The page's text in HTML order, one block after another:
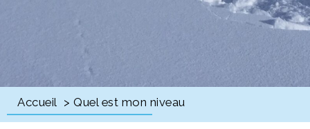
Accueil > Quel est mon niveau